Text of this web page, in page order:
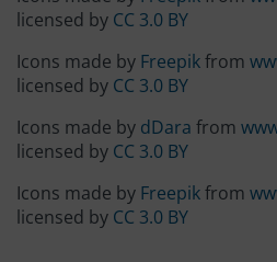
licensed by CC 3.0 BY
Icons made by Freepikfrom
licensed by CC 3.0 BY
Icons made by dDara from
licensed by CC 3.0 BY
Icons made by Freepikfrom
licensed by CC 3.0 BY